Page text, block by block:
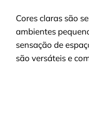
Cores claras são
ambientes
sensação de
são versáteis e